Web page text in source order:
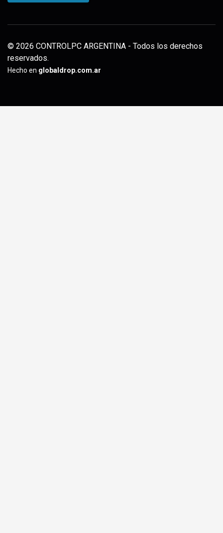
© 2026 CONTROLPC ARGENTINA - Todos los derechos
reservados.
Hecho en globaldrop.com.ar